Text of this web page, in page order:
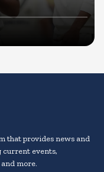
that provides news and
current events,
more.